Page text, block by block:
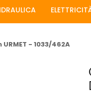
IDRAULICA
- 1033/462A